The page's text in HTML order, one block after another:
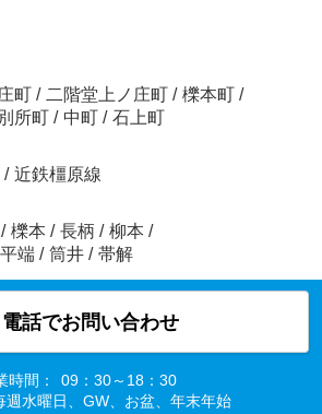
町 / 二階堂上ノ庄町 / 櫟本町 /
別所町 / 中町 / 石上町
/ 近鉄橿原線
/ 櫟本 / 長柄 / 柳本 /
平端 / 筒井 / 帯解
電話でお問い合わせ
時間：
09：30～18：30
週水曜日、GW、お盆、年末年始